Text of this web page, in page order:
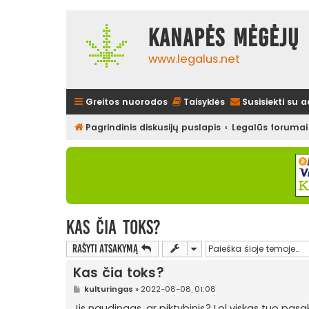
Kanapės
www.legalus.net
Greitos nuorodos Taisyklės Susisiekti su
Pagrindinis diskusijų puslapis Legalūs forumai
Kas čia toks?
Rašyti atsakymą
Kas čia toks?
S
a
kulturingas » 2022-08-08, 01:08